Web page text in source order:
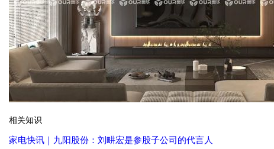
相关知识
家电快讯｜九阳股份：刘畊宏是参股子公司的代言人